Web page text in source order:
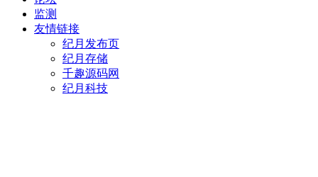
监测
友情链接
纪月发布页
纪月存储
千趣源码网
纪月科技